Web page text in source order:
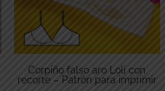
Corpiño falso aro Loli con
recorte – Patrón para imprimir